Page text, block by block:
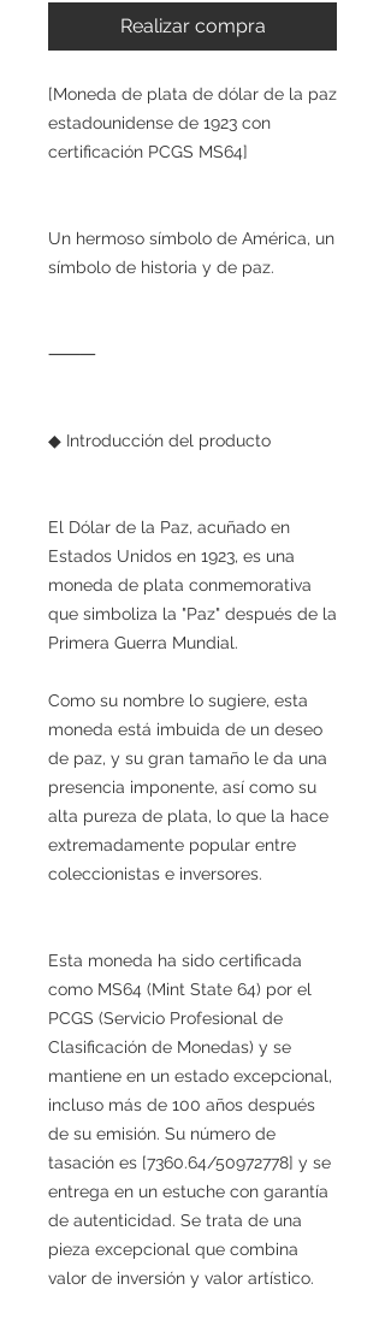
Realizar compra
[Moneda de plata de dólar de la paz
estadounidense de 1923 con
certificación PCGS MS64]
Un hermoso símbolo de América, un
símbolo de historia y de paz.
⸻
◆ Introducción del producto
El Dólar de la Paz, acuñado en
Estados Unidos en 1923, es una
moneda de plata conmemorativa
que simboliza la "Paz" después de la
Primera Guerra Mundial.
Como su nombre lo sugiere, esta
moneda está imbuida de un deseo
de paz, y su gran tamaño le da una
presencia imponente, así como su
alta pureza de plata, lo que la hace
extremadamente popular entre
coleccionistas e inversores.
Esta moneda ha sido certificada
como MS64 (Mint State 64) por el
PCGS (Servicio Profesional de
Clasificación de Monedas) y se
mantiene en un estado excepcional,
incluso más de 100 años después
de su emisión. Su número de
tasación es [7360.64/50972778] y se
entrega en un estuche con garantía
de autenticidad. Se trata de una
pieza excepcional que combina
valor de inversión y valor artístico.